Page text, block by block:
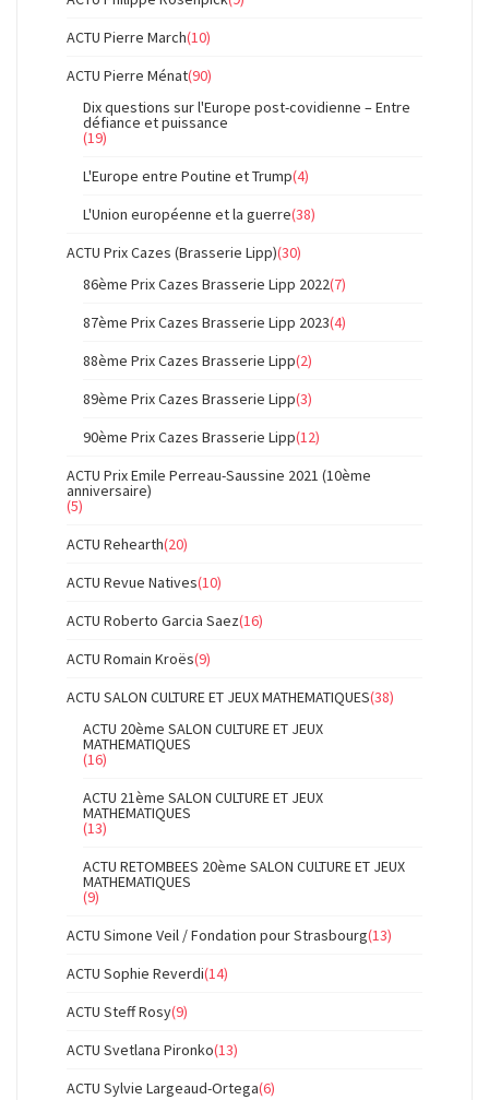
ACTU Pierre March(10)
ACTU Pierre Ménat(90)
Dix questions sur l'Europe post-covidienne – Entre
défiance et puissance
(19)
L'Europe entre Poutine et Trump(4)
L'Union européenne et la guerre(38)
ACTU Prix Cazes (Brasserie Lipp)(30)
86ème Prix Cazes Brasserie Lipp 2022(7)
87ème Prix Cazes Brasserie Lipp 2023(4)
88ème Prix Cazes Brasserie Lipp(2)
89ème Prix Cazes Brasserie Lipp(3)
90ème Prix Cazes Brasserie Lipp(12)
ACTU Prix Emile Perreau-Saussine 2021 (10ème
anniversaire)
(5)
ACTU Rehearth(20)
ACTU Revue Natives(10)
ACTU Roberto Garcia Saez(16)
ACTU Romain Kroës(9)
ACTU SALON CULTURE ET JEUX MATHEMATIQUES(38)
ACTU 20ème SALON CULTURE ET JEUX
MATHEMATIQUES
(16)
ACTU 21ème SALON CULTURE ET JEUX
MATHEMATIQUES
(13)
ACTU RETOMBEES 20ème SALON CULTURE ET JEUX
MATHEMATIQUES
(9)
ACTU Simone Veil / Fondation pour Strasbourg(13)
ACTU Sophie Reverdi(14)
ACTU Steff Rosy(9)
ACTU Svetlana Pironko(13)
ACTU Sylvie Largeaud-Ortega(6)